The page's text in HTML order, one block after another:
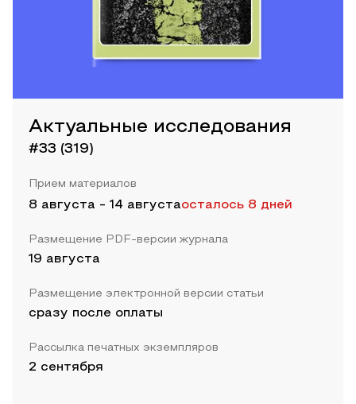
Актуальные исследования
#33 (319)
Прием материалов
8 августа - 14 августаосталось 8 дней
Размещение PDF-версии журнала
19 августа
Размещение электронной версии статьи
сразу после оплаты
Рассылка печатных экземпляров
2 сентября